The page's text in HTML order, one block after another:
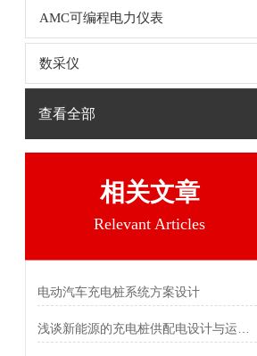
AMC可编程电力仪表
数采仪
查看全部
相关文章
Relevant Articles
电动汽车充电桩系统方案设计